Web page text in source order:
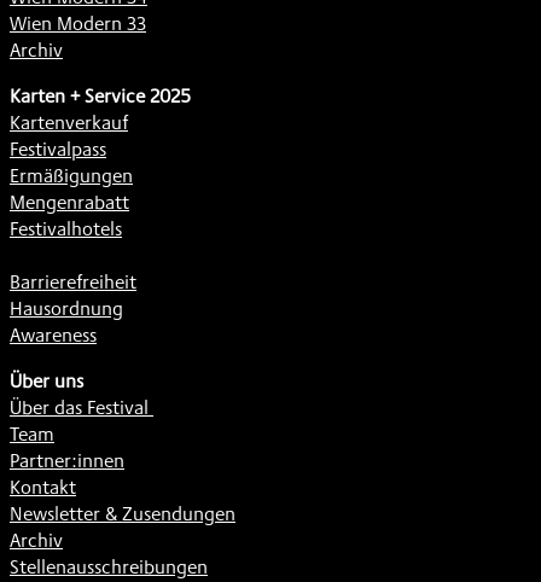
Wien Modern 33
Archiv
Karten + Service 2025
Kartenverkauf
Festivalpass
Ermäßigungen
Mengenrabatt
Festivalhotels
Barrierefreiheit
Hausordnung
Awareness
Über uns
Über das Festival
Team
Partner:innen
Kontakt
Newsletter & Zusendungen
Archiv
Stellenausschreibungen